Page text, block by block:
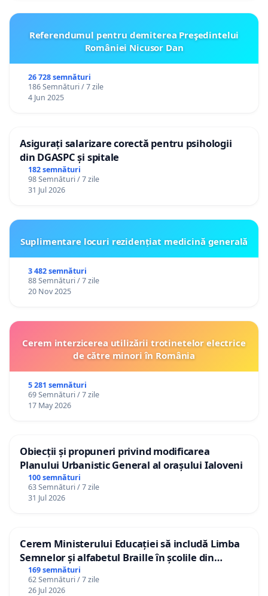
Referendumul pentru demiterea Preşedintelui
României Nicusor Dan
26 728 semnături
186 Semnături / 7 zile
4 Jun 2025
Asigurați salarizare corectă pentru psihologii
din DGASPC și spitale
182 semnături
98 Semnături / 7 zile
31 Jul 2026
Suplimentare locuri rezidențiat medicină generală
3 482 semnături
88 Semnături / 7 zile
20 Nov 2025
Cerem interzicerea utilizării trotinetelor electrice
de către minori în România
5 281 semnături
69 Semnături / 7 zile
17 May 2026
Obiecții și propuneri privind modificarea
Planului Urbanistic General al orașului Ialoveni
100 semnături
63 Semnături / 7 zile
31 Jul 2026
Cerem Ministerului Educației să includă Limba
Semnelor și alfabetul Braille în școlile din
Republica Moldova!
169 semnături
62 Semnături / 7 zile
26 Jul 2026